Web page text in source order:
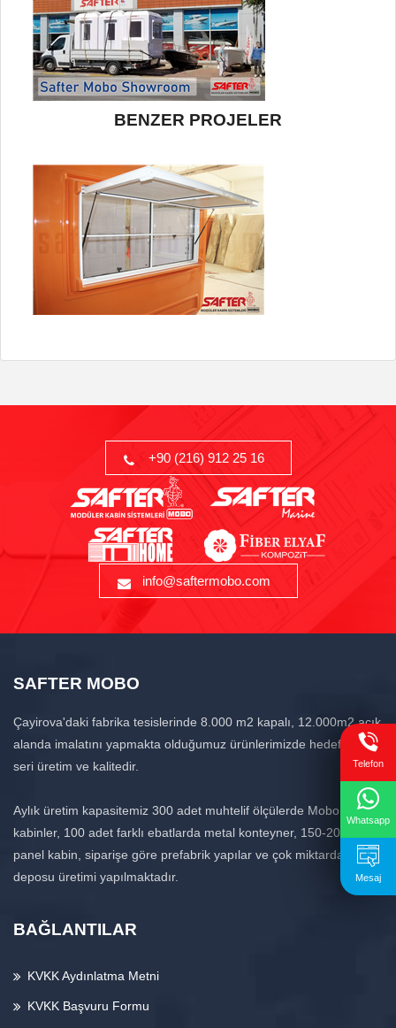
BENZER PROJELER
+90 (216) 912 25 16
info@saftermobo.com
SAFTER MOBO
Çayirova'daki fabrika tesislerinde 8.000 m2 kapalı, 12.000m2 açık
alanda imalatını yapmakta olduğumuz ürünlerimizde hedef hızlı
seri üretim ve kalitedir.
Aylık üretim kapasitemiz 300 adet muhtelif ölçülerde Mobo
kabinler, 100 adet farklı ebatlarda metal konteyner, 150-200 adet
panel kabin, siparişe göre prefabrik yapılar ve çok miktarda su
deposu üretimi yapılmaktadır.
BAĞLANTILAR
KVKK Aydınlatma Metni
KVKK Başvuru Formu
Telefon
Whatsapp
Mesaj